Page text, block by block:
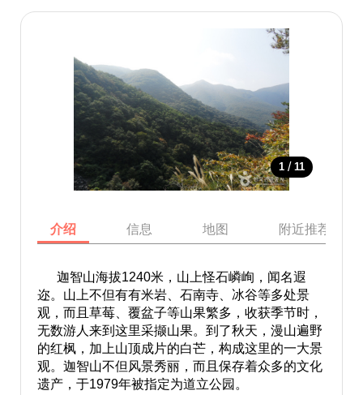
1 / 11
介绍 信息 地图 附近推荐景点
迦智山海拔1240米，山上怪石嶙峋，闻名遐
迩。山上不但有有米岩、石南寺、冰谷等多处景
观，而且草莓、覆盆子等山果繁多，收获季节时，
无数游人来到这里采撷山果。到了秋天，漫山遍野
的红枫，加上山顶成片的白芒，构成这里的一大景
观。迦智山不但风景秀丽，而且保存着众多的文化
遗产，于1979年被指定为道立公园。